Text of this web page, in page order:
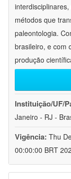
métodos que
paleontologia.
brasileiro, e com
produção
Instituição/UF/
Janeiro - RJ -
Vigência: Thu
00:00:00 BRT